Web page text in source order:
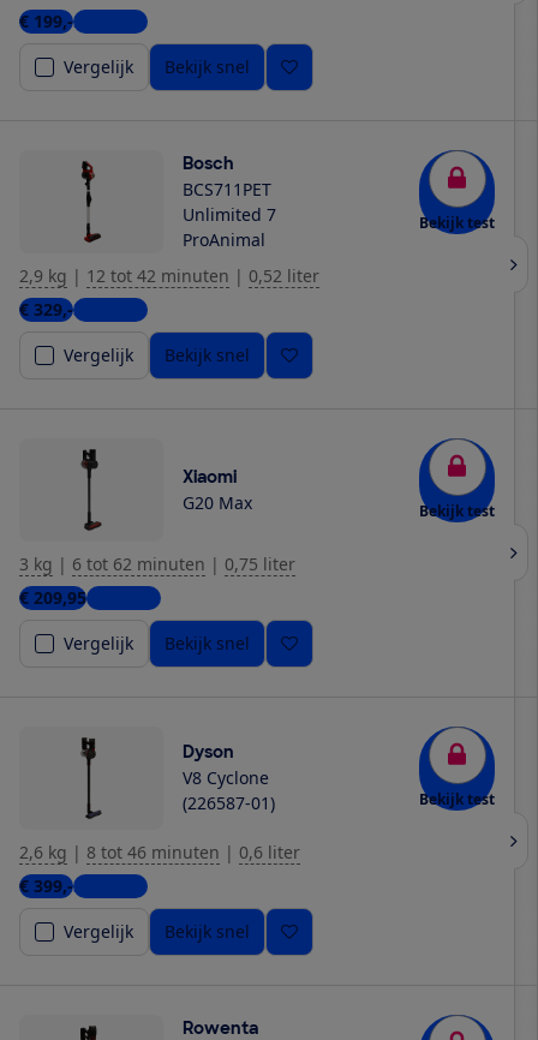
€ 199,-2 winkels
Vergelijk
Bekijk snel
Bosch
BCS711PET
Unlimited 7
ProAnimal
Bekijk test
2,9 kg | 12 tot 42 minuten | 0,52 liter
€ 329,-3 winkels
Vergelijk
Bekijk snel
Xiaomi
G20 Max Bekijk test
3 kg | 6 tot 62 minuten | 0,75 liter
€ 209,954 winkels
Vergelijk
Bekijk snel
Dyson
V8 Cyclone
(226587-01)
Bekijk test
2,6 kg | 8 tot 46 minuten | 0,6 liter
€ 399,-3 winkels
Vergelijk
Bekijk snel
Rowenta